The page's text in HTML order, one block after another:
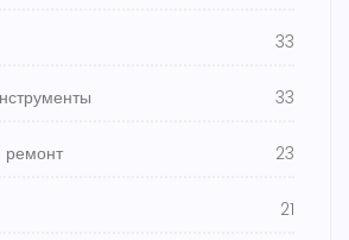
33
33
ремонт 23
21